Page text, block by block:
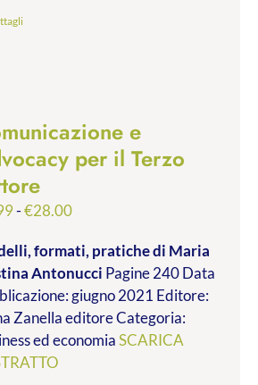
e
per il Terzo
-€28.00Fascia
prezzo:
da
€9.99
a
€28.00
formati, pratichedi Maria
Antonucci Pagine 240 Data
giugno 2021 Editore:
Zanella editore Categoria:
ed economiaSCARICA